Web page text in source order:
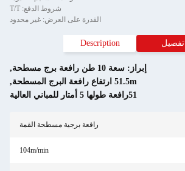
شروط الدفع: T/T
القدرة على العرض: غير محدود
تفصيل Description
إبراز: سعة 10 طن رافعة برج مسطحة
,
51.5m ارتفاع رافعة البرج المسطحة
,
51رافعة طولها 5 أمتار للمباني العالية
رافعة برجية مسطحة القمة
104m/min